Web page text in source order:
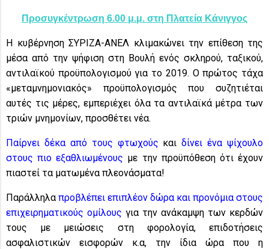
Προσυγκέντρωση 6.00 μ.μ. στη Πλατεία Κάνιγγος
Η κυβέρνηση ΣΥΡΙΖΑ-ΑΝΕΛ κλιμακώνει την επίθεση της
μέσα από την ψήφιση στη Βουλή ενός σκληρού, ταξικού,
αντιλαϊκού προϋπολογισμού για το 2019. Ο πρώτος τάχα
«μεταμνημονιακός» προϋπολογισμός που συζητιέται
αυτές τις μέρες, εμπεριέχει όλα τα αντιλαϊκά μέτρα των
τριών μνημονίων, προσθέτει νέα.
Παίρνει δέκα από τους φτωχούς καιδίνει ένα ψίχουλο
στους πιο εξαθλιωμένους με την προϋπόθεση ότι έχουν
πιαστεί τα ματωμένα πλεονάσματα!
Παράλληλαπροβλέπει επιπλέον δώρα και προνόμια στους
επιχειρηματικούς ομίλους για την ανάκαμψη των κερδών
τους με μειώσεις στη φορολογία, επιδοτήσεις
ασφαλιστικών εισφορών κ.α, την ίδια ώρα που η